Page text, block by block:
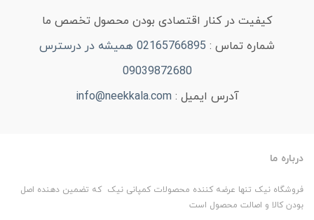
کیفیت در کنار اقتصادی بودن محصول تخصص ما
شماره تماس :
02165766895 همیشه در درسترس
09039872680
آدرس ایمیل : info@neekkala.com
درباره ما
فروشگاه نیک تنها عرضه کننده محصولات کمپانی نیک که تضمین دهنده اصل
بودن کالا و اصالت محصول است